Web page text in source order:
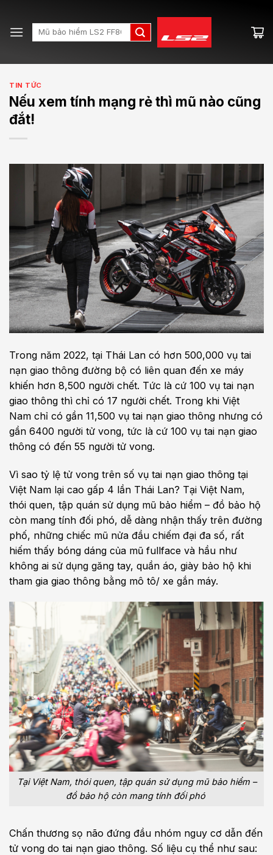
content
Search
for:
TIN TỨC
Nếu xem tính mạng rẻ thì mũ nào cũng
đắt!
Trong năm 2022, tại Thái Lan có hơn 500,000‬ vụ tai
nạn giao thông đường bộ có liên quan đến xe máy
khiến hơn 8,500 người chết. Tức là cứ 100 vụ tai nạn
giao thông thì chỉ có 17 người chết. Trong khi Việt
Nam chỉ có gần 11,500 vụ tai nạn giao thông nhưng có
gần 6400 người tử vong, tức là cứ 100 vụ tai nạn giao
thông có đến 55 người tử vong.
Vì sao tỷ lệ tử vong trên số vụ tai nạn giao thông tại
Việt Nam lại cao gấp 4 lần Thái Lan? Tại Việt Nam,
thói quen, tập quán sử dụng mũ bảo hiểm – đồ bảo hộ
còn mang tính đối phó, dễ dàng nhận thấy trên đường
phố, những chiếc mũ nửa đầu chiếm đại đa số, rất
hiếm thấy bóng dáng của mũ fullface và hầu như
không ai sử dụng găng tay, quần áo, giày bảo hộ khi
tham gia giao thông bằng mô tô/ xe gắn máy.
Tại Việt Nam, thói quen, tập quán sử dụng mũ bảo hiểm –
đồ bảo hộ còn mang tính đối phó
Chấn thương sọ não đứng đầu nhóm nguy cơ dẫn đến
tử vong do tai nạn giao thông. Số liệu cụ thể như sau: